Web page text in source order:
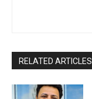
RELATED ARTICLES